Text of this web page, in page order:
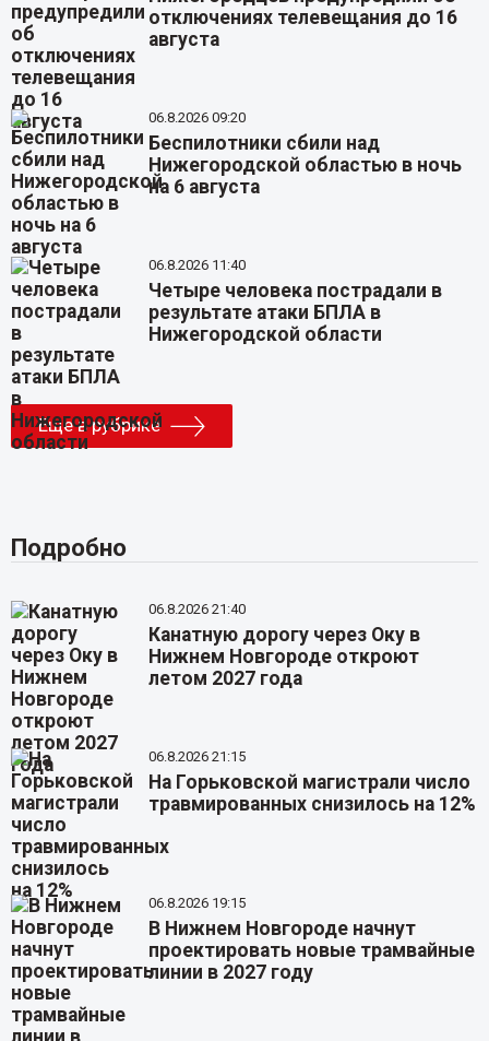
отключениях телевещания до 16
августа
06.8.2026 09:20
Беспилотники сбили над
Нижегородской областью в ночь
на 6 августа
06.8.2026 11:40
Четыре человека пострадали в
результате атаки БПЛА в
Нижегородской области
Еще в рубрике
Подробно
06.8.2026 21:40
Канатную дорогу через Оку в
Нижнем Новгороде откроют
летом 2027 года
06.8.2026 21:15
На Горьковской магистрали число
травмированных снизилось на 12%
06.8.2026 19:15
В Нижнем Новгороде начнут
проектировать новые трамвайные
линии в 2027 году